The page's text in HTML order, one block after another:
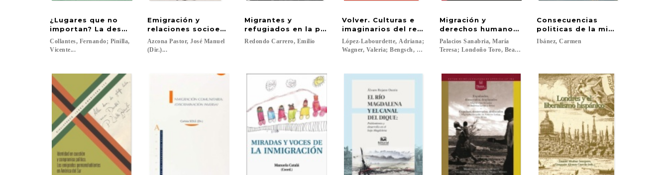
¿Lugares que no
importan? La despoblación de la España rural desde 1900 hasta el presente
Collantes, Fernando; Pinilla,
Vicente...
Emigración y
relaciones socioeconómicas entre España, Ecuador, Perú y Bolivia
Azcona Pastor, José Manuel
(Dir.)...
Migrantes y
refugiados en la posguerra mundial : la corriente organizada de españoles hacia Argentina, 1946-
Redondo Carrero, Emilio
Volver. Culturas e
imaginarios del retorno a y desde América Latina
López-Labourdette, Adriana;
Wagner, Valeria; Bengsch, Daniel (eds.)...
Migración y
derechos humanos: El caso colombiano, 2014-2018
Palacios Sanabria, María
Teresa; Londoño Toro, Beatriz...
Consecuencias
politicas de la migracion
Ibánez, Carmen